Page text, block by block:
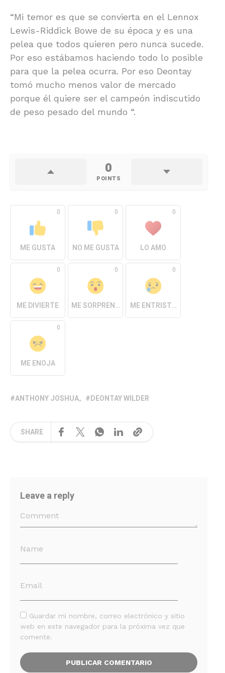
“Mi temor es que se convierta en el Lennox
Lewis-Riddick Bowe de su época y es una
pelea que todos quieren pero nunca sucede.
Por eso estábamos haciendo todo lo posible
para que la pelea ocurra. Por eso Deontay
tomó mucho menos valor de mercado
porque él quiere ser el campeón indiscutido
de peso pesado del mundo “.
0
POINTS
0
ME GUSTA
0
NO ME GUSTA
0
LO AMO
0
ME DIVIERTE
0
ME SORPRENDE
0
ME ENTRISTECE
0
ME ENOJA
ANTHONY JOSHUA DEONTAY WILDER
SHARE
Leave a reply
Guardar mi nombre, correo electrónico y sitio
web en este navegador para la próxima vez que
comente.